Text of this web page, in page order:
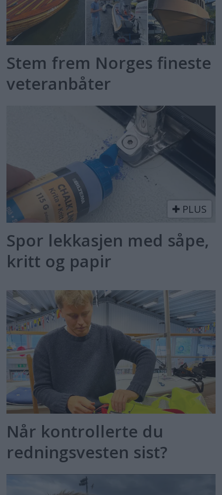
Stem frem Norges fineste
veteranbåter
PLUS
Spor lekkasjen med såpe,
kritt og papir
Når kontrollerte du
redningsvesten sist?